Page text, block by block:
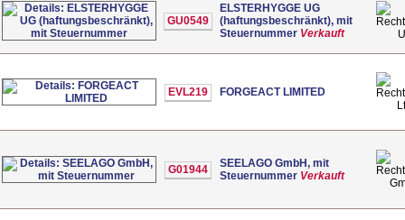
GU0549
ELSTERHYGGE UG
(haftungsbeschränkt), mit
Steuernummer Verkauft
EVL219
FORGEACT LIMITED
G01944
SEELAGO GmbH, mit
Steuernummer Verkauft